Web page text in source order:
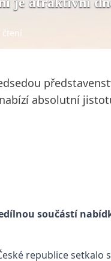
čtení
absolutní
součástí
republice